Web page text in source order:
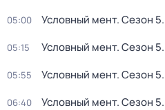
05:00 Условный мент. Сезон 5
05:15 Условный мент. Сезон 5
05:55 Условный мент. Сезон 5
06:40 Условный мент. Сезон 5